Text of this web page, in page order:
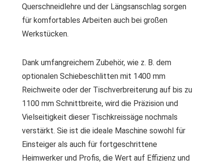
Querschneidlehre und der Längsanschlag sorgen
für komfortables Arbeiten auch bei großen
Werkstücken.
Dank umfangreichem Zubehör, wie z. B. dem
optionalen Schiebeschlitten mit 1400 mm
Reichweite oder der Tischverbreiterung auf bis zu
1100 mm Schnittbreite, wird die Präzision und
Vielseitigkeit dieser Tischkreissäge nochmals
verstärkt. Sie ist die ideale Maschine sowohl für
Einsteiger als auch für fortgeschrittene
Heimwerker und Profis, die Wert auf Effizienz und